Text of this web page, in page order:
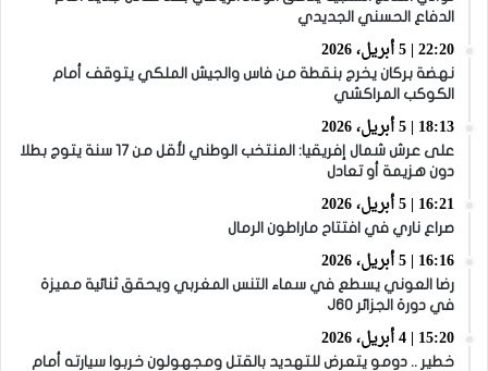
الدفاع الحسني الجديدي
22:20 | 5 أبريل، 2026
نهضة بركان يخرج بنقطة من فاس والجيش الملكي يتوقف أمام
الكوكب المراكشي
18:13 | 5 أبريل، 2026
على عرش شمال إفريقيا: المنتخب الوطني لأقل من 17 سنة يتوج بطلا
دون هزيمة أو تعادل
16:21 | 5 أبريل، 2026
صراع ناري في افتتاح ماراطون الرمال
16:16 | 5 أبريل، 2026
رضا العوني يسطع في سماء التنس المغربي ويحقق ثنائية مميزة
في دورة الجزائر J60
15:20 | 4 أبريل، 2026
خطير .. دومو يتعرض للتهديد بالقتل ومجهولون خربوا سيارته أمام